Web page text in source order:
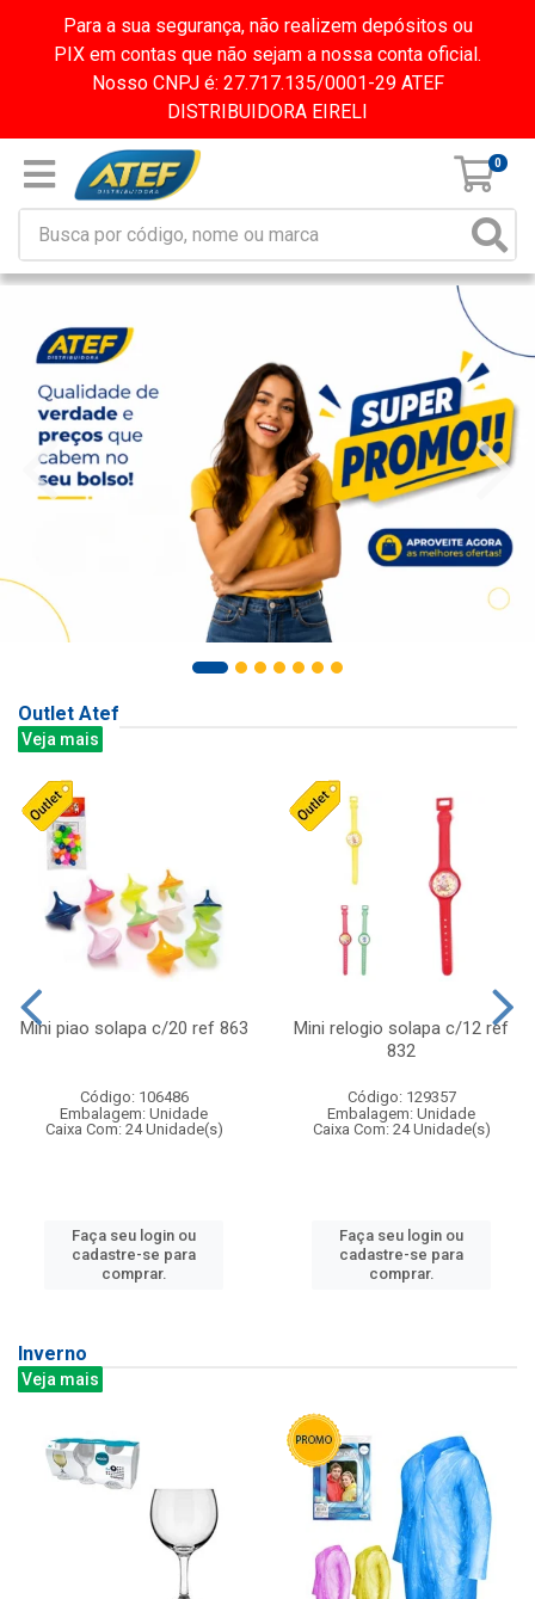
Para a sua segurança, não realizem depósitos ou
PIX em contas que não sejam a nossa conta oficial.
Nosso CNPJ é: 27.717.135/0001-29 ATEF
DISTRIBUIDORA EIRELI
0
Outlet Atef
Veja mais
Mini piao solapa c/20 ref 863
Código: 106486
Embalagem: Unidade
Caixa Com: 24 Unidade(s)
Faça seu login ou
cadastre-se para
comprar.
Mini relogio solapa c/12 ref
832
Código: 129357
Embalagem: Unidade
Caixa Com: 24 Unidade(s)
Faça seu login ou
cadastre-se para
comprar.
Inverno
Veja mais